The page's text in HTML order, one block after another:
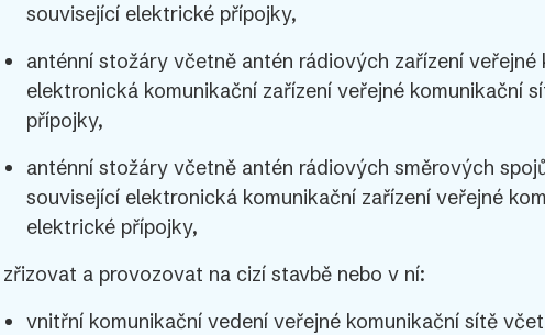
související elektrické přípojky,
anténní stožáry včetně antén rádiových zařízení
elektronická komunikační zařízení veřejné komunikační
přípojky,
anténní stožáry včetně antén rádiových směrových
související elektronická komunikační zařízení veřejné
elektrické přípojky,
zřizovat a provozovat na cizí stavbě nebo v ní:
vnitřní komunikační vedení veřejné komunikační sítě